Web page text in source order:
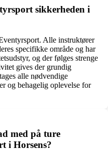
sikkerheden i
Alle instruktører
specifikke område og har
og der følges strenge
gives der grundig
alle nødvendige
og behagelig oplevelse for
med på ture
i Horsens?